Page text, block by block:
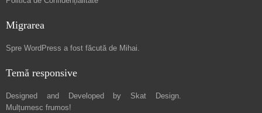
Migrarea
Spre WordPress a fost făcută de Mihai.
Temă responsive
Designed and Developed by Skat Design.
Mulțumesc frumos!